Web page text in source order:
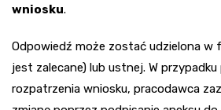
wniosku.
Odpowiedź może zostać udzielona w
jest zalecane) lub ustnej. W
rozpatrzenia wniosku, pracodawca